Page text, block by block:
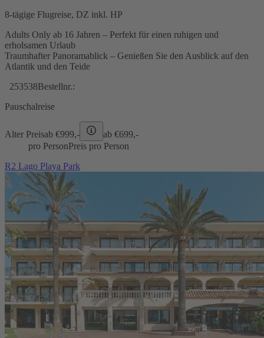
8-tägige Flugreise, DZ inkl. HP
Adults Only ab 16 Jahren – Perfekt für einen ruhigen und
erholsamen Urlaub
Traumhafter Panoramablick – Genießen Sie den Ausblick auf den
Atlantik und den Teide
253538Bestellnr.:
Pauschalreise
Alter Preisab €999,- ab €699,-
pro PersonPreis pro Person
R2 Lago Playa Park